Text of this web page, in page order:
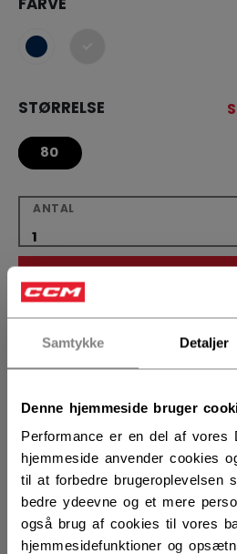
Samtykke Detaljer
Denne hjemmeside bruger
Performance er en del af vores
hjemmeside anvender cookies
til at forbedre brugeroplevelsen
bedre ydeevne og et mere
også brug af cookies til vores
hjemmesidefunktioner og
STØRRELSE
80
ANTAL
LÆG I KURV
PRODUKTBILLEDER